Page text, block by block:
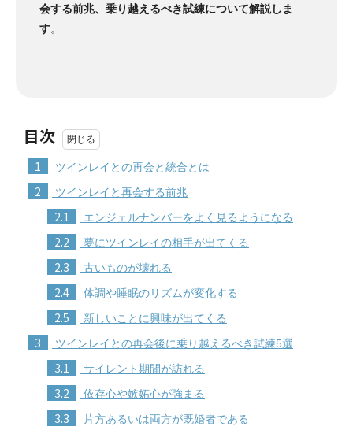
会する前兆、乗り越えるべき試練について解説しま
す。
目次
1 ツインレイとの再会と統合とは
2 ツインレイと再会する前兆
2.1 エンジェルナンバーをよく見るようになる
2.2 夢にツインレイの相手が出てくる
2.3 古いものが壊れる
2.4 体調や睡眠のリズムが変化する
2.5 新しいことに興味が出てくる
3 ツインレイとの再会後に乗り越えるべき試練5選
3.1 サイレント期間が訪れる
3.2 依存心や嫉妬心が強まる
3.3 片方あるいは両方が既婚者である